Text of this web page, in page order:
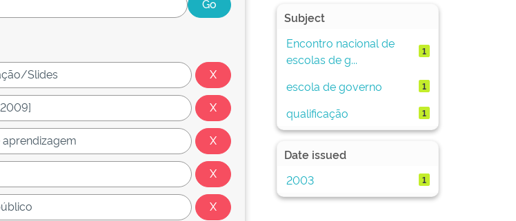
Subject
Encontro nacional de
escolas de g...
1
escola de governo 1
qualificação 1
Date issued
2003
1